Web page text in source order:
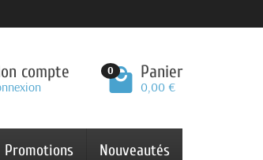
compte 0 Panier
0,00 €
Promotions Nouveautés